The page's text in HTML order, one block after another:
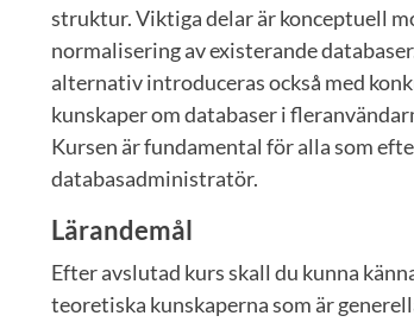
struktur. Viktiga delar är konceptuell
normalisering av existerande
alternativ introduceras också med
kunskaper om databaser i
Kursen är fundamental för alla som
databasadministratör.
Lärandemål
Efter avslutad kurs skall du kunna
teoretiska kunskaperna som är